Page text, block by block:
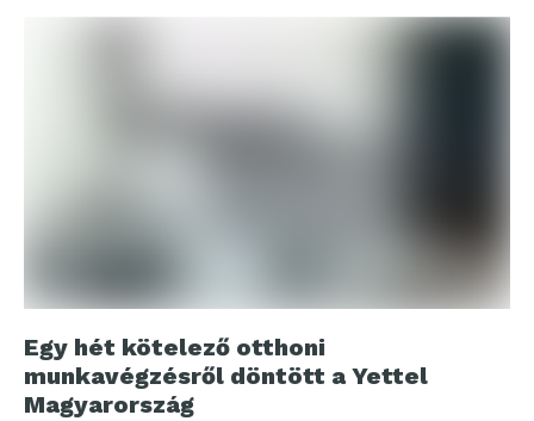
Egy hét kötelező otthoni
munkavégzésről döntött a Yettel
Magyarország